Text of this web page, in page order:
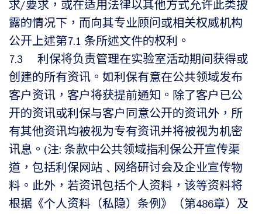
求/要求，或在适用法律以其他方式允许此类披
露的情况下，而向其专业顾问或相关权威机构
公开上述第7.1 条所述文件的权利。
7.3 利保将负责管理在实验室活动期间获得或
创建的所有资讯。如利保有意在公共领域发布
客户资讯，客户将获提前通知。除了客户已公
开的资讯或利保与客户同意公开的资讯外，所
有其他资讯均被视为专有资讯并将被视为机密
讯息。(注: 条款中公共领域指利保公开宣传渠
道，包括利保网站﹑网络研讨会及企业宣传物
料。此外，若资讯包括个人资料，该等资料将
根据《个人资料（私隐）条例》（第486章）及